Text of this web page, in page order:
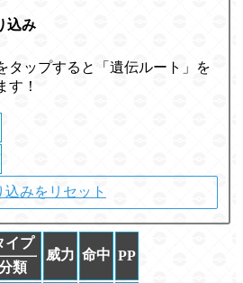
込み
タップすると「遺伝ルート」を
す！
込みをリセット
イプ
類
威力 命中 PP